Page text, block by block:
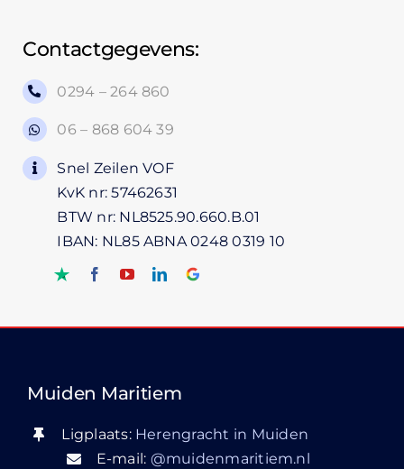
Contactgegevens:
0294 – 264 860
06 – 868 604 39
Snel Zeilen VOF
KvK nr: 57462631
BTW nr: NL8525.90.660.B.01
IBAN: NL85 ABNA 0248 0319 10
Muiden Maritiem
Ligplaats: Herengracht in Muiden
E-mail: @muidenmaritiem.nl